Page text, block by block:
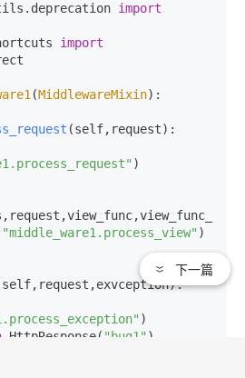
import
import
(MiddlewareMixin):
(self,request):
)
"middle_ware1.process_view" )
self,request,exvception):
)
HttpResponse( "bug1" )
下一篇